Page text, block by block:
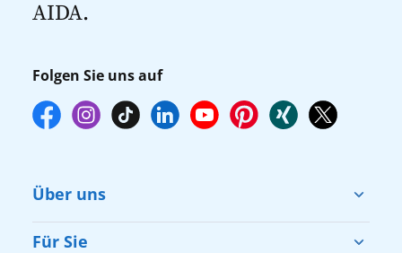
online über myAIDA vorzunehmen.
AIDA.
Folgen Sie uns auf
Über uns
Cruise & Help
Für Sie